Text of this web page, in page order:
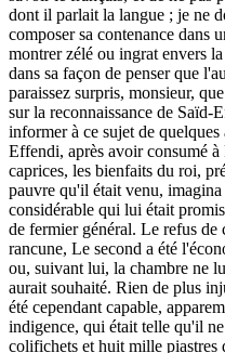
dont il parlait la langue ; je ne
composer sa contenance dans
montrer zélé ou ingrat envers
dans sa façon de penser que
paraissez surpris, monsieur,
sur la reconnaissance de Saïd-
informer à ce sujet de
Effendi, après avoir consumé à
caprices, les bienfaits du roi,
pauvre qu'il était venu,
considérable qui lui était
de fermier général. Le refus de
rancune, Le second a été
ou, suivant lui, la chambre ne
aurait souhaité. Rien de plus
été cependant capable,
indigence, qui était telle qu'il
colifichets et huit mille piastres